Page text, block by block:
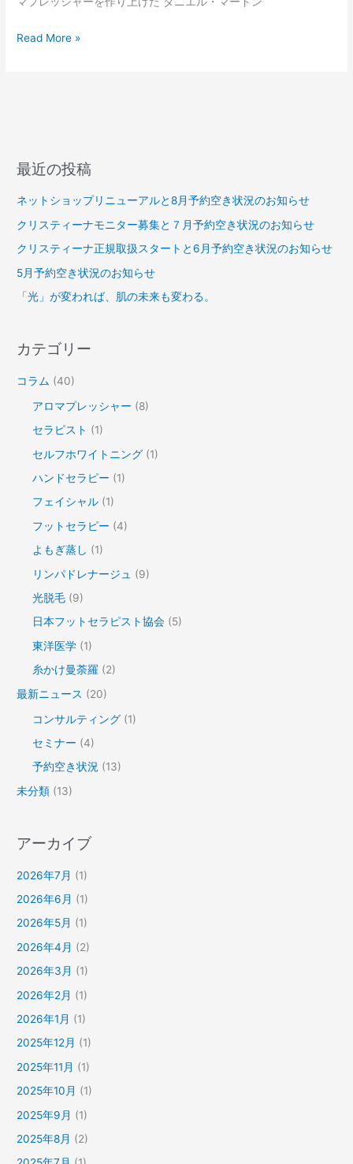
Read More »
最近の投稿
ネットショップリニューアルと8月予約空き状況のお知らせ
クリスティーナモニター募集と７月予約空き状況のお知らせ
クリスティーナ正規取扱スタートと6月予約空き状況のお知らせ
5月予約空き状況のお知らせ
「光」が変われば、肌の未来も変わる。
カテゴリー
コラム (40)
アロマプレッシャー (8)
セラピスト (1)
セルフホワイトニング (1)
ハンドセラピー (1)
フェイシャル (1)
フットセラピー (4)
よもぎ蒸し (1)
リンパドレナージュ (9)
光脱毛 (9)
日本フットセラピスト協会 (5)
東洋医学 (1)
糸かけ曼荼羅 (2)
最新ニュース (20)
コンサルティング (1)
セミナー (4)
予約空き状況 (13)
未分類 (13)
アーカイブ
2026年7月 (1)
2026年6月 (1)
2026年5月 (1)
2026年4月 (2)
2026年3月 (1)
2026年2月 (1)
2026年1月 (1)
2025年12月 (1)
2025年11月 (1)
2025年10月 (1)
2025年9月 (1)
2025年8月 (2)